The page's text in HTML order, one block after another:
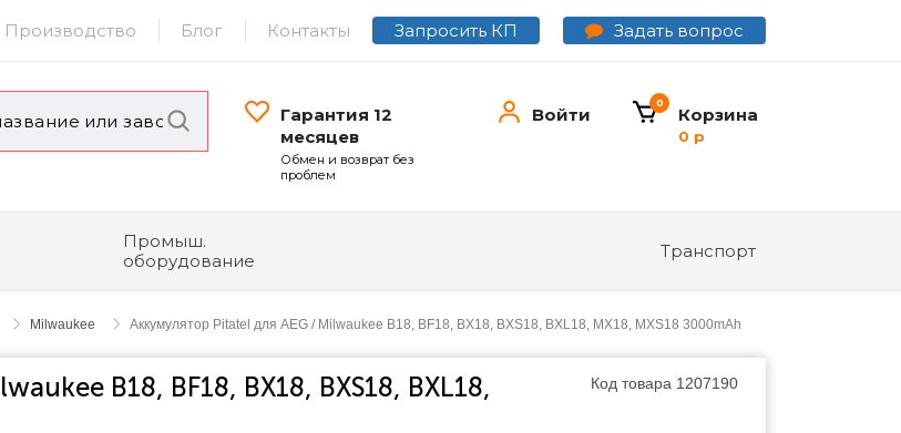
Производство Блог Контакты Запросить КП Задать вопрос
Гарантия 12
месяцев
Обмен и возврат без
проблем
Войти Корзина
0
0 р
Промыш.
оборудование
Транспорт
Milwaukee Аккумулятор Pitatel для AEG / Milwaukee B18, BF18, BX18, BXS18, BXL18, MX18, MXS18 3000mAh
B18, BF18, BX18, BXS18, BXL18,
Код товара 1207190